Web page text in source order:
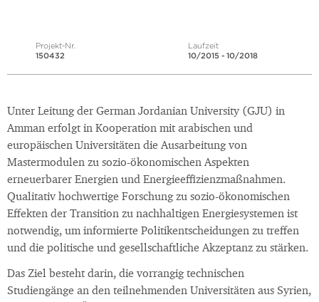
Projekt-Nr.
150432
Laufzeit
10/2015 - 10/2018
Unter Leitung der German Jordanian University (GJU) in
Amman erfolgt in Kooperation mit arabischen und
europäischen Universitäten die Ausarbeitung von
Mastermodulen zu sozio-ökonomischen Aspekten
erneuerbarer Energien und Energieeffizienzmaßnahmen.
Qualitativ hochwertige Forschung zu sozio-ökonomischen
Effekten der Transition zu nachhaltigen Energiesystemen ist
notwendig, um informierte Politikentscheidungen zu treffen
und die politische und gesellschaftliche Akzeptanz zu stärken.
Das Ziel besteht darin, die vorrangig technischen
Studiengänge an den teilnehmenden Universitäten aus Syrien,